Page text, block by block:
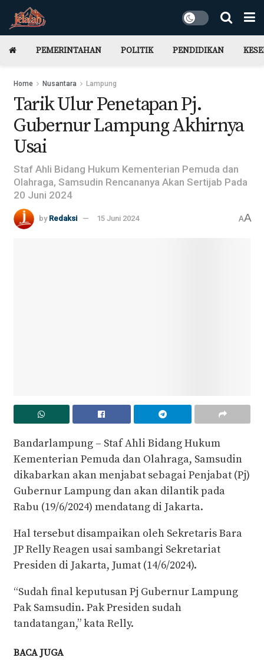
PEMERINTAHAN POLITIK PENDIDIKAN
Home Nusantara Lampung
Tarik Ulur Penetapan Pj.
Gubernur Lampung Akhirnya
Usai
Staf Ahli Bidang Hukum Kementerian Pemuda dan
Olahraga, Samsudin Rencananya Akan Sertijab Pada
20 Juni 2024
by Redaksi 15 Juni 2024 AA
Bandarlampung – Staf Ahli Bidang Hukum
Kementerian Pemuda dan Olahraga, Samsudin
dikabarkan akan menjabat sebagai Penjabat (Pj)
Gubernur Lampung dan akan dilantik pada
Rabu (19/6/2024) mendatang di Jakarta.
Hal tersebut disampaikan oleh Sekretaris Bara
JP Relly Reagen usai sambangi Sekretariat
Presiden di Jakarta, Jumat (14/6/2024).
“Sudah final keputusan Pj Gubernur Lampung
Pak Samsudin. Pak Presiden sudah
tandatangan,” kata Relly.
BACA JUGA